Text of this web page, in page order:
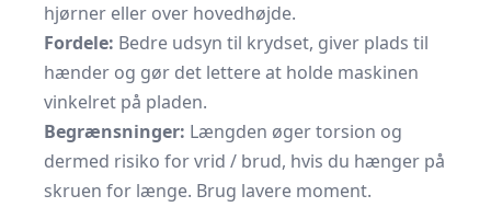
hjørner eller over hovedhøjde.
Fordele: Bedre udsyn til krydset, giver plads til
hænder og gør det lettere at holde maskinen
vinkelret på pladen.
Begrænsninger: Længden øger torsion og
dermed risiko for vrid / brud, hvis du hænger på
skruen for længe. Brug lavere moment.